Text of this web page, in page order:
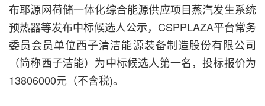
布耶源网荷储一体化综合能源供应项目蒸汽发生系统
预热器等发布中标候选人公示，CSPPLAZA平台常务
委员会员单位西子清洁能源装备制造股份有限公司
（简称西子洁能）为中标候选人第一名，投标报价为
13806000元（不含税)。